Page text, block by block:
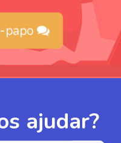
papo
ajudar?